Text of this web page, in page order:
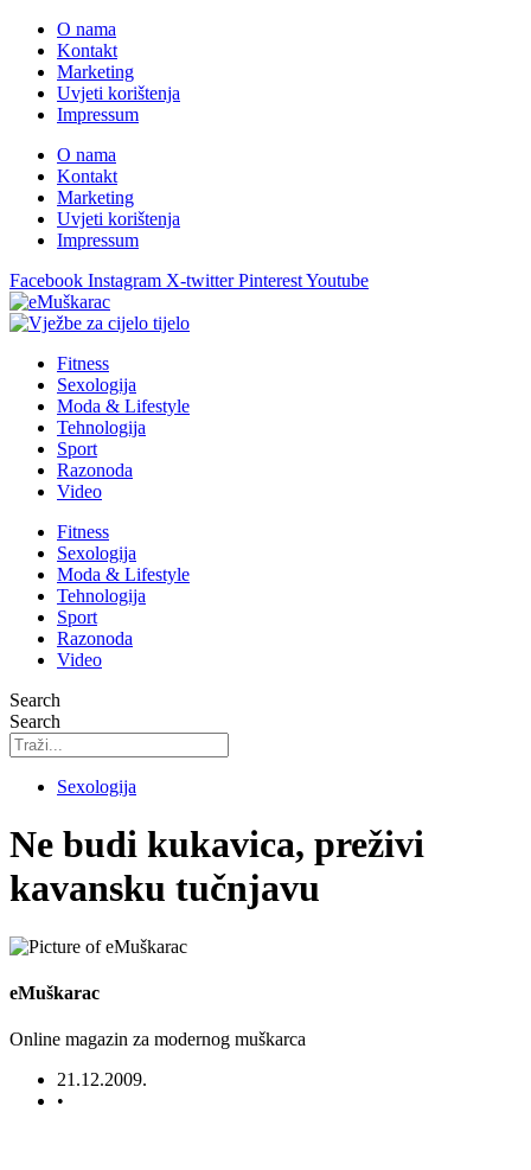
O nama
Kontakt
Marketing
Uvjeti korištenja
Impressum
O nama
Kontakt
Marketing
Uvjeti korištenja
Impressum
Facebook Instagram X-twitter PinterestYoutube
Fitness
Sexologija
Moda & Lifestyle
Tehnologija
Sport
Razonoda
Video
Fitness
Sexologija
Moda & Lifestyle
Tehnologija
Sport
Razonoda
Video
Search
Search
Sexologija
Ne budi kukavica, preživi
kavansku tučnjavu
eMuškarac
Online magazin za modernog muškarca
21.12.2009.
•